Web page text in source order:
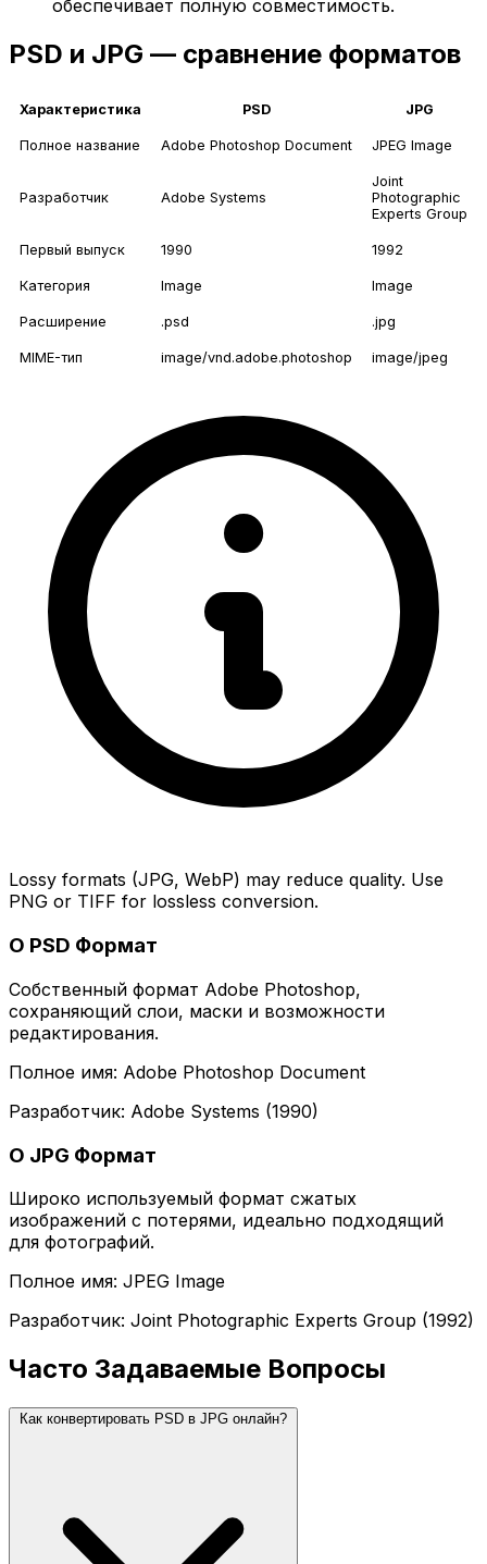
обеспечивает полную совместимость.
PSD и JPG — сравнение форматов
Характеристика PSD JPG
Полное название Adobe Photoshop Document JPEG Image
Разработчик Adobe Systems
Joint
Photographic
Experts Group
Первый выпуск 1990 1992
Категория Image Image
Расширение .psd .jpg
MIME-тип image/vnd.adobe.photoshop image/jpeg
Lossy formats (JPG, WebP) may reduce quality. Use
PNG or TIFF for lossless conversion.
О PSD Формат
Собственный формат Adobe Photoshop,
сохраняющий слои, маски и возможности
редактирования.
Полное имя: Adobe Photoshop Document
Разработчик: Adobe Systems (1990)
О JPG Формат
Широко используемый формат сжатых
изображений с потерями, идеально подходящий
для фотографий.
Полное имя: JPEG Image
Разработчик: Joint Photographic Experts Group (1992)
Часто Задаваемые Вопросы
Как конвертировать PSD в JPG онлайн?